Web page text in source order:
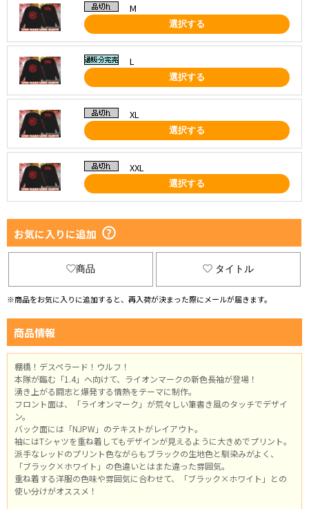
M
選択する
L
選択する
XL
選択する
XXL
選択する
お気に入りに追加
商品 タイトル
※商品をお気に入りに追加すると、再入荷が決まった際にメールが届きます。
商品情報
棚橋！デスペラード！ウルフ！
本隊が臨む「1.4」へ向けて、ライオンマークの新色長袖が登場！
湧き上がる闘志と爆発する情熱をテーマに制作。
フロント面は、「ライオンマーク」が荒々しい筆書き風のタッチでデザイ
ン。
バック面には「NJPW」のテキストがレイアウト。
袖にはTシャツを重ね着してもデザインが見えるように大きめでプリント。
派手なレッドのプリント色ながらもブラックの生地色と馴染みがよく、
「ブラック×ホワイト」の色違いとはまた違った雰囲気。
重ね着する洋服の色味や雰囲気に合わせて、「ブラック×ホワイト」との
使い分けがオススメ！